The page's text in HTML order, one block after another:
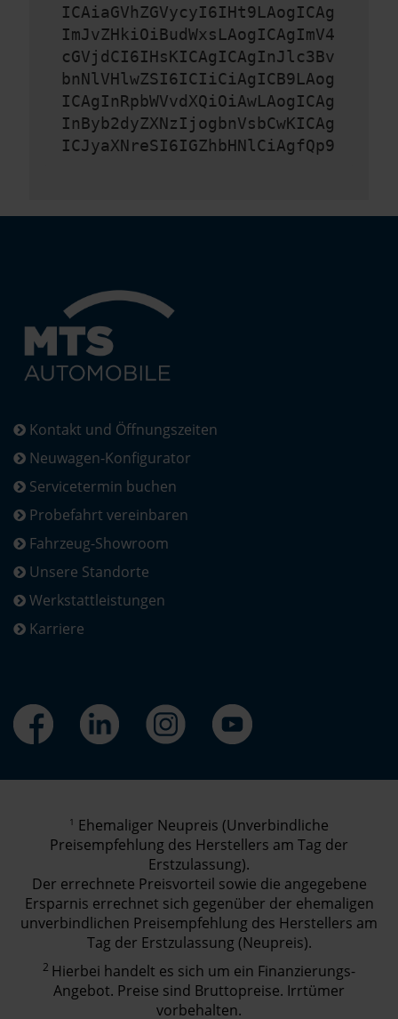
ICAiaGVhZGVycyI6IHt9LAogICAg
ImJvZHkiOiBudWxsLAogICAgImV4
cGVjdCI6IHsKICAgICAgInJlc3Bv
bnNlVHlwZSI6ICIiCiAgICB9LAog
ICAgInRpbWVvdXQiOiAwLAogICAg
InByb2dyZXNzIjogbnVsbCwKICAg
ICJyaXNreSI6IGZhbHNlCiAgfQp9
Kontakt und Öffnungszeiten
Neuwagen-Konfigurator
Servicetermin buchen
Probefahrt vereinbaren
Fahrzeug-Showroom
Unsere Standorte
Werkstattleistungen
Karriere
1 Ehemaliger Neupreis (Unverbindliche
Preisempfehlung des Herstellers am Tag der
Erstzulassung).
Der errechnete Preisvorteil sowie die angegebene
Ersparnis errechnet sich gegenüber der ehemaligen
unverbindlichen Preisempfehlung des Herstellers am
Tag der Erstzulassung (Neupreis).
2 Hierbei handelt es sich um ein Finanzierungs-
Angebot. Preise sind Bruttopreise. Irrtümer
vorbehalten.